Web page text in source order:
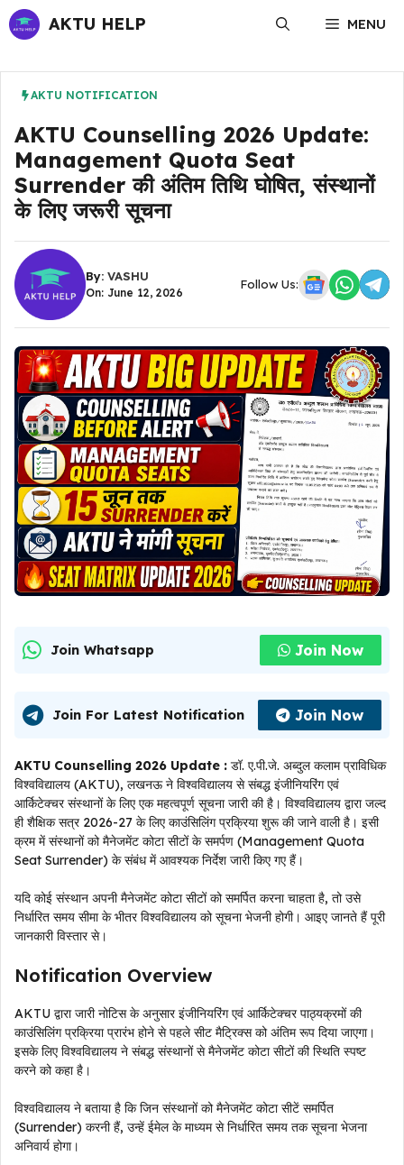
Skip
to
AKTU HELP MENU
AKTU NOTIFICATION
AKTU Counselling 2026 Update:
Management Quota Seat
Surrender की अंतिम तिथि घोषित, संस्थानों
के लिए जरूरी सूचना
By: VASHU
On: June 12, 2026
Follow Us:
Join Whatsapp Join Now
Join For Latest Notification Join Now
AKTU Counselling 2026 Update : डॉ. ए.पी.जे. अब्दुल कलाम प्राविधिक
विश्वविद्यालय (AKTU), लखनऊ ने विश्वविद्यालय से संबद्ध इंजीनियरिंग एवं
आर्किटेक्चर संस्थानों के लिए एक महत्वपूर्ण सूचना जारी की है। विश्वविद्यालय द्वारा जल्द
ही शैक्षिक सत्र 2026-27 के लिए काउंसिलिंग प्रक्रिया शुरू की जाने वाली है। इसी
क्रम में संस्थानों को मैनेजमेंट कोटा सीटों के समर्पण (Management Quota
Seat Surrender) के संबंध में आवश्यक निर्देश जारी किए गए हैं।
यदि कोई संस्थान अपनी मैनेजमेंट कोटा सीटों को समर्पित करना चाहता है, तो उसे
निर्धारित समय सीमा के भीतर विश्वविद्यालय को सूचना भेजनी होगी। आइए जानते हैं पूरी
जानकारी विस्तार से।
Notification Overview
AKTU द्वारा जारी नोटिस के अनुसार इंजीनियरिंग एवं आर्किटेक्चर पाठ्यक्रमों की
काउंसिलिंग प्रक्रिया प्रारंभ होने से पहले सीट मैट्रिक्स को अंतिम रूप दिया जाएगा।
इसके लिए विश्वविद्यालय ने संबद्ध संस्थानों से मैनेजमेंट कोटा सीटों की स्थिति स्पष्ट
करने को कहा है।
विश्वविद्यालय ने बताया है कि जिन संस्थानों को मैनेजमेंट कोटा सीटें समर्पित
(Surrender) करनी हैं, उन्हें ईमेल के माध्यम से निर्धारित समय तक सूचना भेजना
अनिवार्य होगा।